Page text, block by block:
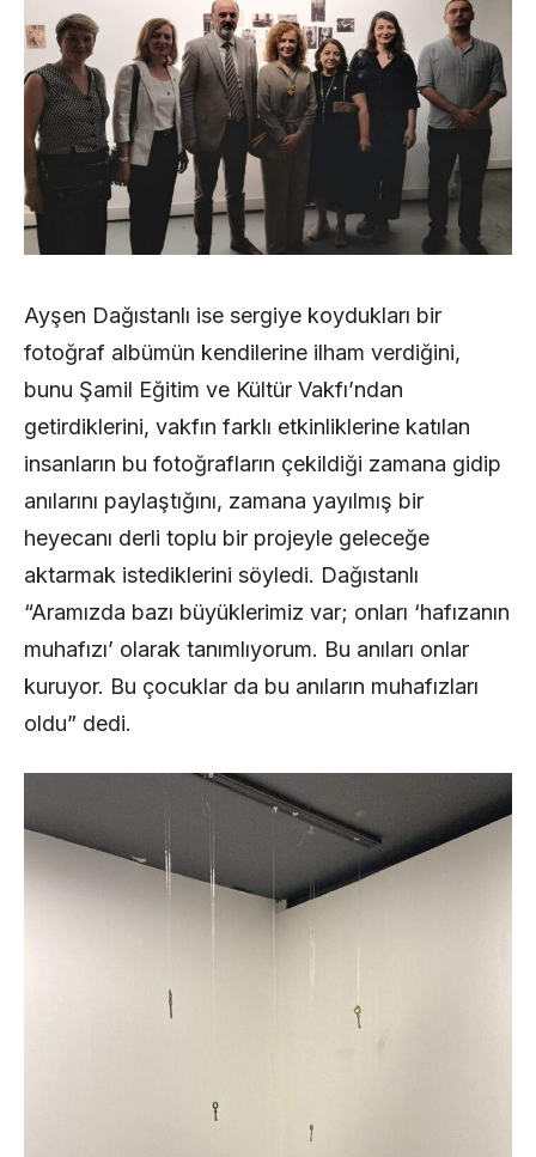
Ayşen Dağıstanlı ise sergiye koydukları bir
fotoğraf albümün kendilerine ilham verdiğini,
bunu Şamil Eğitim ve Kültür Vakfı’ndan
getirdiklerini, vakfın farklı etkinliklerine katılan
insanların bu fotoğrafların çekildiği zamana gidip
anılarını paylaştığını, zamana yayılmış bir
heyecanı derli toplu bir projeyle geleceğe
aktarmak istediklerini söyledi. Dağıstanlı
“Aramızda bazı büyüklerimiz var; onları ‘hafızanın
muhafızı’ olarak tanımlıyorum. Bu anıları onlar
kuruyor. Bu çocuklar da bu anıların muhafızları
oldu” dedi.